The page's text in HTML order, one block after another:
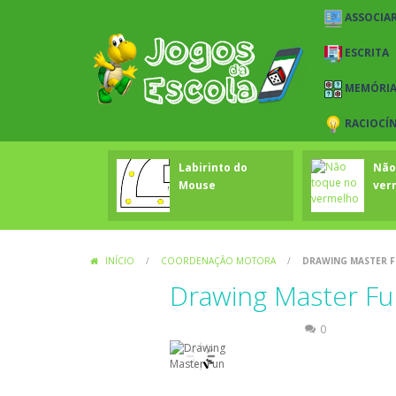
ESCRITA
MEMÓRIA
Labirinto do
Mouse
INÍCIO / COORDENAÇÃO MOTORA / DRAWING MASTER
Drawing Master
0